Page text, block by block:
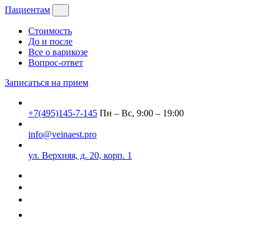
Пациентам
Стоимость
До и после
Все о варикозе
Вопрос-ответ
Записаться на прием
+7(495)145-7-145 Пн – Вс, 9:00 – 19:00
info@veinaest.pro
ул. Верхняя, д. 20, корп. 1